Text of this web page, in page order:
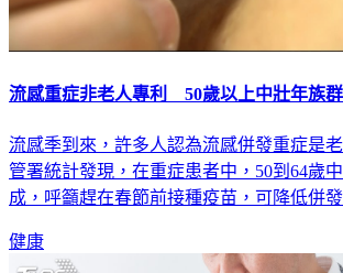
流感重症非老人專利 50歲以上中壯年族
流感季到來，許多人認為流感併發重症是
管署統計發現，在重症患者中，50到64歲
成，呼籲趕在春節前接種疫苗，可降低併
健康